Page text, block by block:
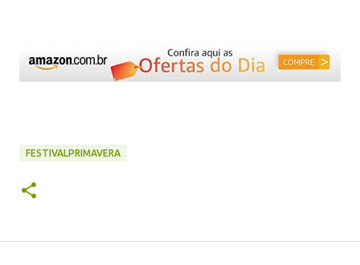
FESTIVALPRIMAVERA